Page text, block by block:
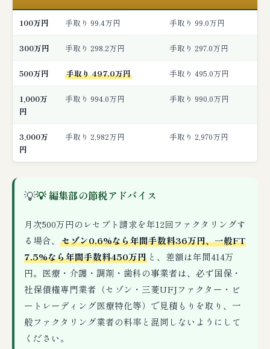
100万円 手取り 99.4万円 手取り 99.0万円
300万円 手取り 298.2万円 手取り 297.0万円
500万円 手取り 497.0万円 手取り 495.0万円
1,000万
円
手取り 994.0万円 手取り 990.0万円
3,000万
円
手取り 2,982万円 手取り 2,970万円
💡💡 編集部の節税アドバイス
月次500万円のレセプト請求を年12回ファクタリングす
る場合、 セゾン0.6%なら年間手数料36万円、一般FT
7.5%なら年間手数料450万円 と、差額は年間414万
円。医療・介護・調剤・歯科の事業者は、必ず国保・
社保債権専門業者（セゾン・三菱UFJファクター・ビ
ートレーディング医療特化等）で見積もりを取り、一
般ファクタリング業者の料率と混同しないようにして
ください。